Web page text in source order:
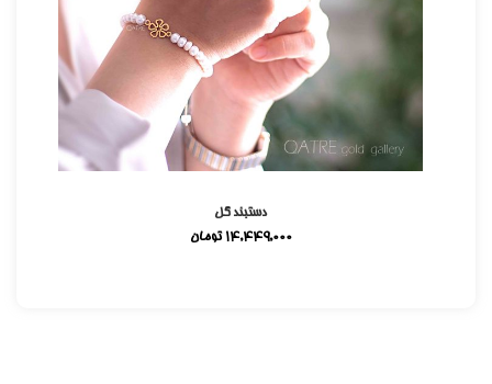
دستبند گل
14,449,000 تومان